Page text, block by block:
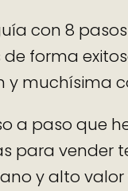
con 8
de forma
y muchísima
a paso que
para vender
y alto